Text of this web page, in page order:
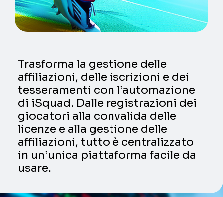
Trasforma la gestione delle
affiliazioni, delle iscrizioni e dei
tesseramenti con l’automazione
di iSquad. Dalle registrazioni dei
giocatori alla convalida delle
licenze e alla gestione delle
affiliazioni, tutto è centralizzato
in un’unica piattaforma facile da
usare.